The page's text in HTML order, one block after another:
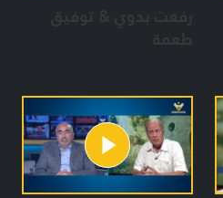
رفعت بدوي & توفيق
طعمة